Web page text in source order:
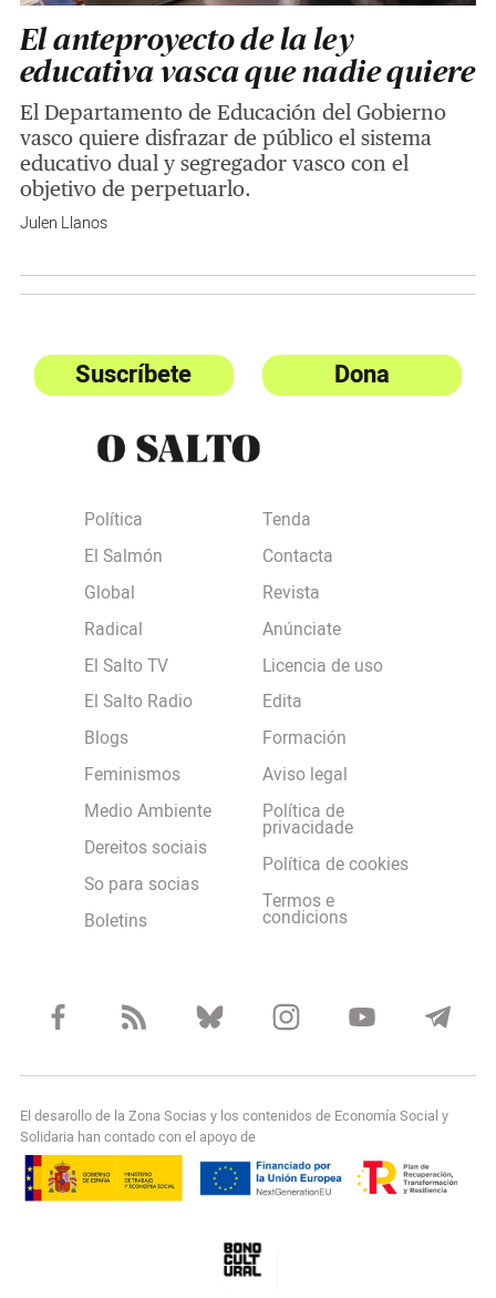
El anteproyecto de la ley
educativa vasca que nadie quiere
El Departamento de Educación del Gobierno
vasco quiere disfrazar de público el sistema
educativo dual y segregador vasco con el
objetivo de perpetuarlo.
Julen Llanos
Suscríbete Dona
Política
El Salmón
Global
Radical
El Salto TV
El Salto Radio
Blogs
Feminismos
Medio Ambiente
Dereitos sociais
So para socias
Boletins
Tenda
Contacta
Revista
Anúnciate
Licencia de uso
Edita
Formación
Aviso legal
Política de
privacidade
Política de cookies
Termos e
condicions
El desarollo de la Zona Socias y los contenidos de Economía Social y
Solidaria han contado con el apoyo de